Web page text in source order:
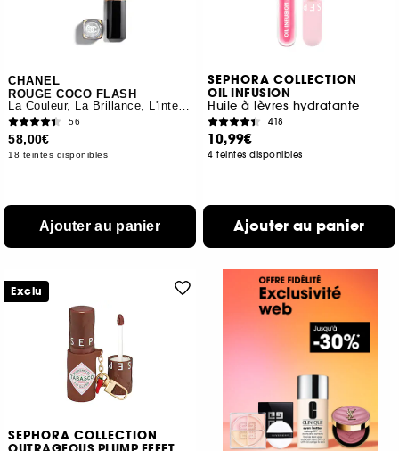
CHANEL
ROUGE COCO FLASH
La Couleur, La Brillance, L'intensité En Un Éclair
56
58,00€
18 teintes disponibles
Ajouter au panier
SEPHORA COLLECTION
OIL INFUSION
Huile à lèvres hydratante
418
10,99€
4 teintes disponibles
Ajouter au panier
SEPHORA COLLECTION
Exclu